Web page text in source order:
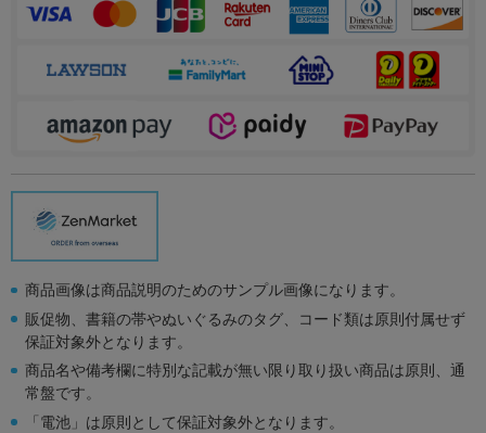
商品画像は商品説明のためのサンプル画像になります。
販促物、書籍の帯やぬいぐるみのタグ、コード類は原則付属せず
保証対象外となります。
商品名や備考欄に特別な記載が無い限り取り扱い商品は原則、通
常盤です。
「電池」は原則として保証対象外となります。